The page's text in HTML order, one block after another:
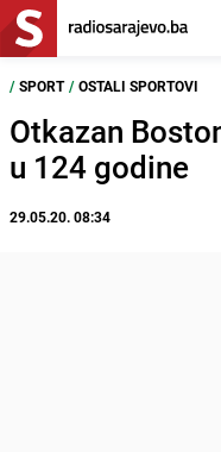
/ SPORT / OSTALI SPORTOVI
Otkazan
u 124 godine
29.05.20. 08:34